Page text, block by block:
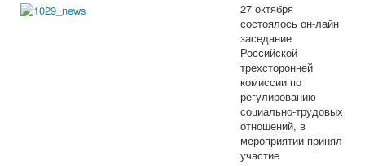
Организации Профсоюза
27 октября
состоялось он-лайн
заседание
Российской
трехсторонней
комиссии по
регулированию
социально-трудовых
отношений, в
мероприятии принял
участие